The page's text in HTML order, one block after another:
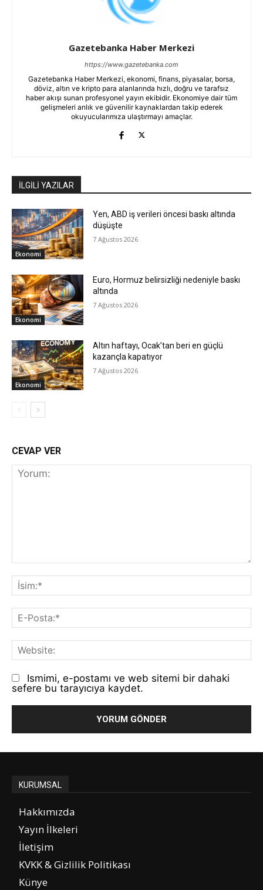
Gazetebanka Haber Merkezi
https://www.gazetebanka.com
Gazetebanka Haber Merkezi, ekonomi, finans, piyasalar, borsa,
döviz, altın ve kripto para alanlarında hızlı, doğru ve tarafsız
haber akışı sunan profesyonel yayın ekibidir. Ekonomiye dair tüm
gelişmeleri anlık ve güvenilir kaynaklardan takip ederek
okuyucularımıza ulaştırmayı amaçlar.
İLGİLİ YAZILAR
Ekonomi
Yen, ABD iş verileri öncesi baskı altında
düşüşte
7 Ağustos 2026
Ekonomi
Euro, Hormuz belirsizliği nedeniyle baskı
altında
7 Ağustos 2026
Ekonomi
Altın haftayı, Ocak’tan beri en güçlü
kazançla kapatıyor
7 Ağustos 2026
CEVAP VER
Ismimi, e-postamı ve web sitemi bir dahaki
sefere bu tarayıcıya kaydet.
KURUMSAL
Hakkımızda
Yayın İlkeleri
İletişim
KVKK & Gizlilik Politikası
Künye